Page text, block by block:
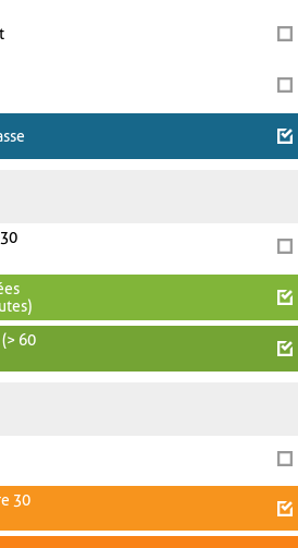
60
30